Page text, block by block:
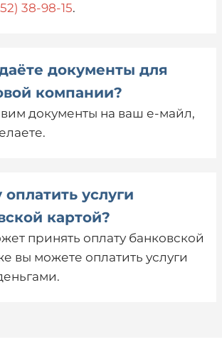
38-98-15.
документы для
компании?
документы на ваш е-майл,
оплатить услуги
картой?
принять оплату банковской
вы можете оплатить услуги